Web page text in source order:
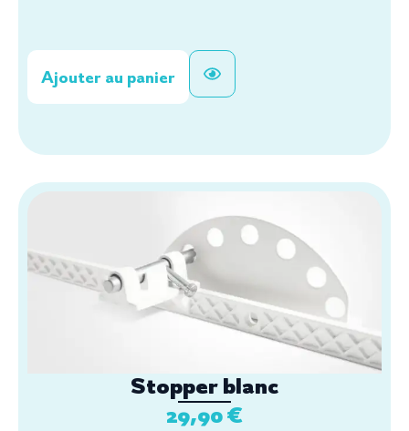
Ajouter au panier
Stopper blanc
29,90€